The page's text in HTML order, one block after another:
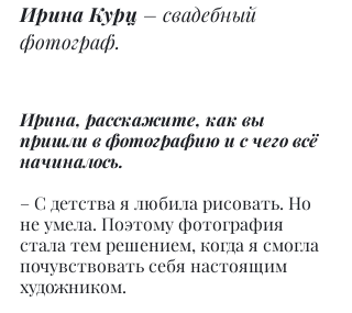
Ирина Курц – свадебный
фотограф.
Ирина, расскажите, как вы
пришли в фотографию и с чего всё
начиналось.
– С детства я любила рисовать. Но
не умела. Поэтому фотография
стала тем решением, когда я смогла
почувствовать себя настоящим
художником.